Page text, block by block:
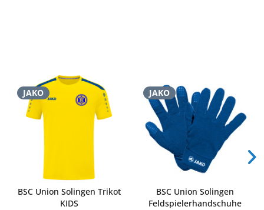
JAKO
BSC Union Solingen Trikot
KIDS
JAKO
BSC Union Solingen
Feldspielerhandschuhe